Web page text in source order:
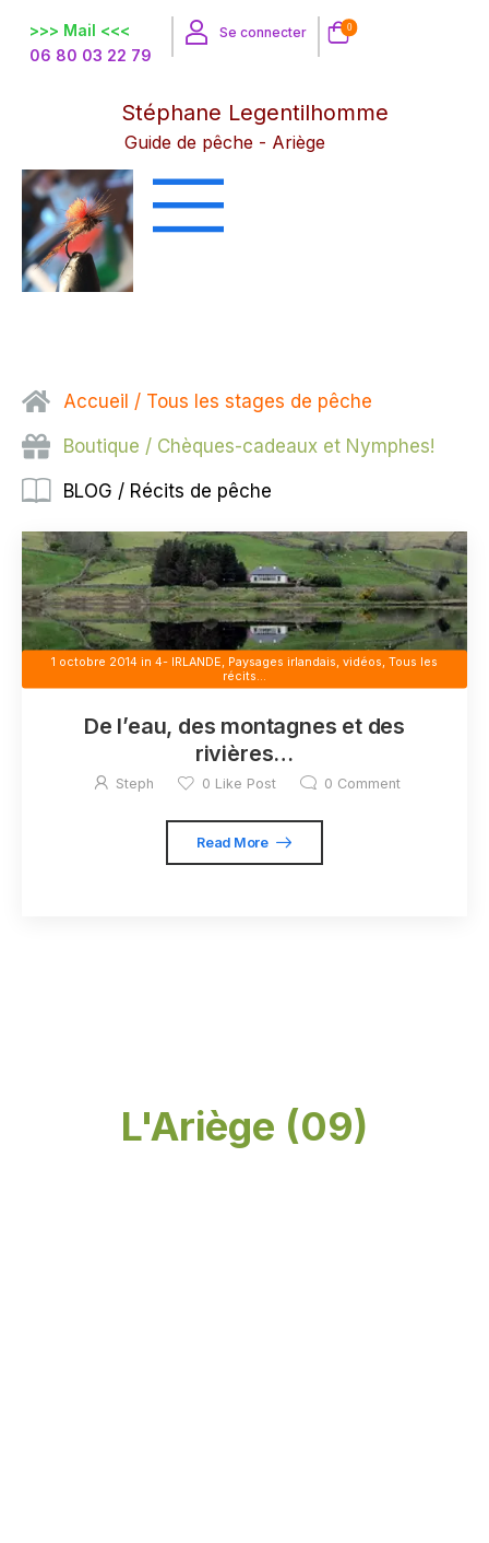
>>> Mail <<<
06 80 03 22 79
Se connecter 0
Stéphane Legentilhomme
Guide de pêche - Ariège
Accueil / Tous les stages de pêche
Boutique / Chèques-cadeaux et Nymphes!
BLOG / Récits de pêche
1 octobre 2014 in 4- IRLANDE, Paysages irlandais, vidéos, Tous les
récits...
De l’eau, des montagnes et des
rivières…
Steph 0 Like Post 0 Comment
Read More
L'Ariège (09)